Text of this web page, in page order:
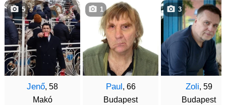
Jenő, 58
Makó
5
Paul , 66
Budapest
1
Zoli, 59
Budapest
3